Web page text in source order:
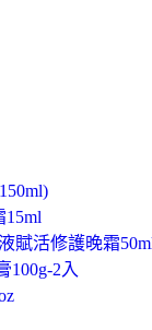
15ml
賦活修護晚霜
100g-2入